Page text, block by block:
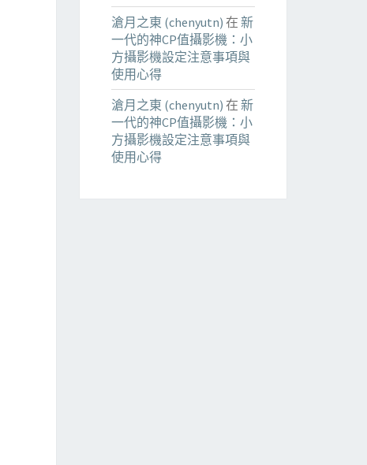
滄月之東 (chenyutn) 在 新
一代的神CP值攝影機：小
方攝影機設定注意事項與
使用心得
滄月之東 (chenyutn) 在 新
一代的神CP值攝影機：小
方攝影機設定注意事項與
使用心得